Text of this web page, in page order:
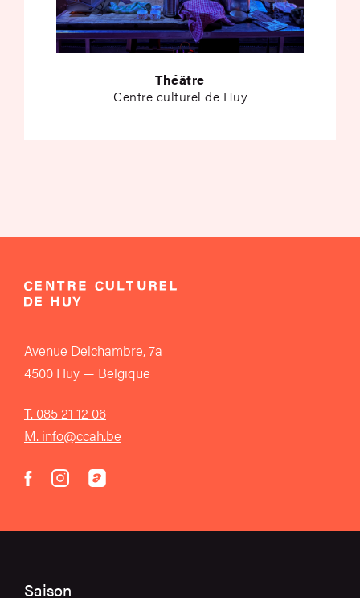
Théâtre
Centre culturel de Huy
Avenue Delchambre, 7a
4500 Huy — Belgique
T. 085 21 12 06
M. info@ccah.be
facebook
instagram
acast
Saison